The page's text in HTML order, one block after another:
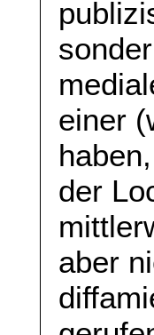
einer
der
aber